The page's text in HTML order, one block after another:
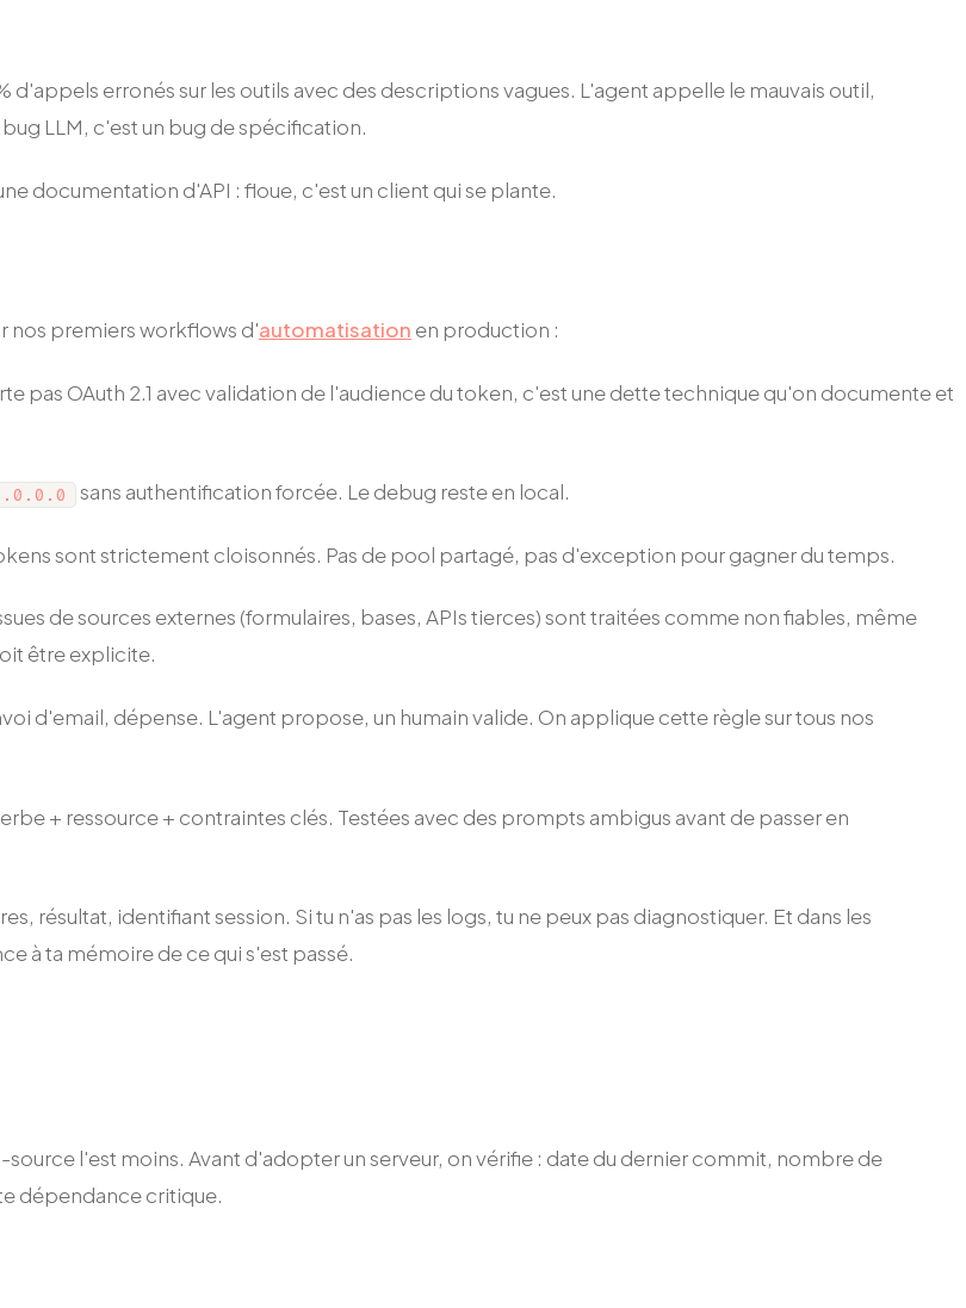
erronés sur les outils avec des descriptions vagues. L'agent appelle le mauvais outil,
LLM, c'est un bug de spécification.
documentation d'API : floue, c'est un client qui se plante.
nos premiers workflows d'automatisation en production :
pas OAuth 2.1 avec validation de l'audience du token, c'est une dette technique qu'on documente et
sans authentification forcée. Le debug reste en local.
sont strictement cloisonnés. Pas de pool partagé, pas d'exception pour gagner du temps.
de sources externes (formulaires, bases, APIs tierces) sont traitées comme non fiables, même
être explicite.
d'email, dépense. L'agent propose, un humain valide. On applique cette règle sur tous nos
+ ressource + contraintes clés. Testées avec des prompts ambigus avant de passer en
résultat, identifiant session. Si tu n'as pas les logs, tu ne peux pas diagnostiquer. Et dans les
à ta mémoire de ce qui s'est passé.
l'est moins. Avant d'adopter un serveur, on vérifie : date du dernier commit, nombre de
dépendance critique.